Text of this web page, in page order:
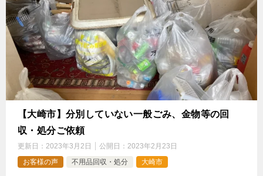
【大崎市】分別していない一般ごみ、金物等の回
収・処分ご依頼
更新日： 2023年3月2日 公開日： 2023年2月23日
お客様の声
不用品回収・処分 大崎市